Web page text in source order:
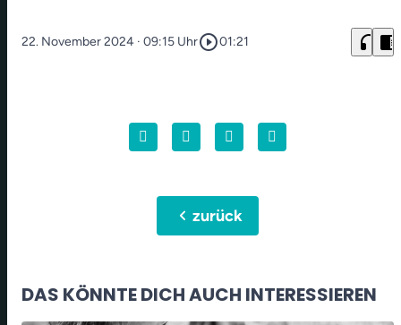
22. November 2024 · 09:15 Uhrplay_circle_outline01:21 headphones chrome_reader_mode
chevron_leftzurück
DAS KÖNNTE DICH AUCH INTERESSIEREN